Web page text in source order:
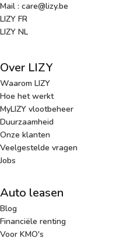
Mail : care@lizy.be
LIZY FR
LIZY NL
Over LIZY
Waarom LIZY
Hoe het werkt
MyLIZY vlootbeheer
Duurzaamheid
Onze klanten
Veelgestelde vragen
Jobs
Auto leasen
Blog
Financiële renting
Voor KMO's